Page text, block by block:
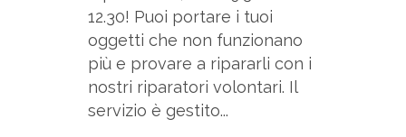
12.30! Puoi portare i tuoi
oggetti che non funzionano
più e provare a ripararli con i
nostri riparatori volontari. Il
servizio è gestito...